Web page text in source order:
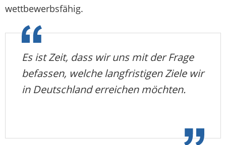
wettbewerbsfähig.
Es ist Zeit, dass wir uns mit der Frage
befassen, welche langfristigen Ziele wir
in Deutschland erreichen möchten.